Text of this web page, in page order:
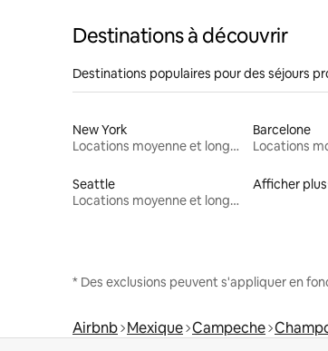
Destinations à découvrir
Destinations populaires pour des séjours
New York
Locations moyenne et longue durée
Barcelone
Seattle
Locations moyenne et longue durée
Afficher plus
* Des exclusions peuvent s'appliquer en
Airbnb Mexique Campeche